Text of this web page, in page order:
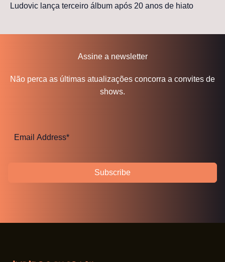
Ludovic lança terceiro álbum após 20 anos de hiato
Assine a newsletter
Não perca as últimas atualizações concorra a convites de
shows.
Subscribe